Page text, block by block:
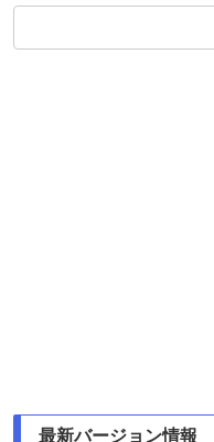
最新バージョン情報